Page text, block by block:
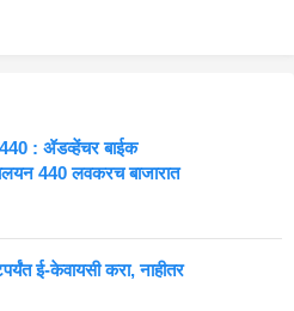
समोर आली
: ॲडव्हेंचर बाईक
440 लवकरच बाजारात
ई-केवायसी करा, नाहीतर